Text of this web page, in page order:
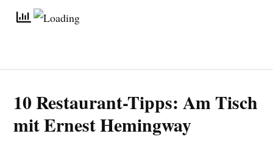
10 Restaurant-Tipps: Am Tisch
mit Ernest Hemingway